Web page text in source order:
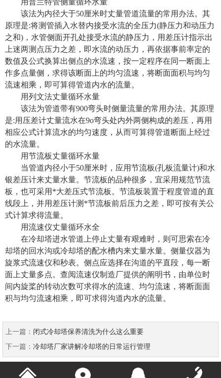
用普兰特管侧量循环水量
该法为内径大于50厘米时丈量管道流量的常用办法。其
原理是:将测管插入水替内接受水流的全压力(静压力和动压力
之和) ，水管侧面开孔处接受水流的静压力，用差压计指示出
上迷两测点压力之差，即水流的动压力，再依据事前率定的
数值及公式换算出侧点的水流速，按一定程序在同一断面上
作多点量侧，求得该断面上的均匀流速，将断面面积与均匀
流速相乘，即可算得管道内水的流量。
用列文法丈量循环水量
该法为管道带有900弯头时侧量流量的常用办法。其原理
是:用压差计丈量流水在9o弯头处内外两侧构成的差压，再用
相应公式计算流水的均匀速度，从而可算得管道断面上经过
的水流量。
用节流板丈量循环水量
当管道内径小于50厘米时，应用节流板(孔板流量计)和水
银差压计来丈量水量。节流板的品种很多，宜采用规范节流
板，也可采用*大差压式节流板。节流板装置于程度管道的直
线段上，并用差压计测*节流板前后压力之差，即可按有关公
式计算求得流量。
用流速仪丈量循环水全
在冷却塔进水管道上停止丈量有艰难时，则可思索在冷
却塔的回水沟或冷却塔的配水槽内来丈量水量。侧量仪器为
旋浆式流速仪和秒表。侧点应选择在沟道的平直段，每一断
面上丈量多点。查阅流速仪制造厂提供的阐明书，由单位时
间内旋桨的转动次数可求得水的流速、均匀流速，将断面面
积与均匀流速相乘，即可求得沟道内水的流量。
上一篇： 闭式冷却塔保养清洗为什么这么重要
下一篇： 冷却塔厂家讲解冷却塔的日常运行管理